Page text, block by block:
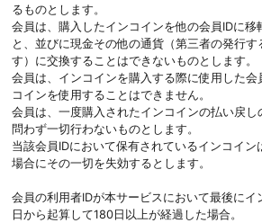
るものとします。
会員は、購入したインコインを他の会員IDに移
と、並びに現金その他の通貨（第三者の発行す
す）に交換することはできないものとします。
会員は、インコインを購入する際に使用した会
コインを使用することはできません。
会員は、一度購入されたインコインの払い戻
問わず一切行わないものとします。
当該会員IDにおいて保有されているインコイン
場合にその一切を失効するとします。
会員の利用者IDが本サービスにおいて最後にイ
日から起算して180日以上が経過した場合。